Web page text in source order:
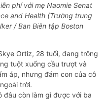
phí với mẹ Naomie Senat
and Health (Trường trung
/ Ban Biên tập Boston
Ortiz, 28 tuổi, đang trông
tuột xuống cầu trượt và
áp, nhưng đám con của cô
trời.
đâu còn làm gì được với ba